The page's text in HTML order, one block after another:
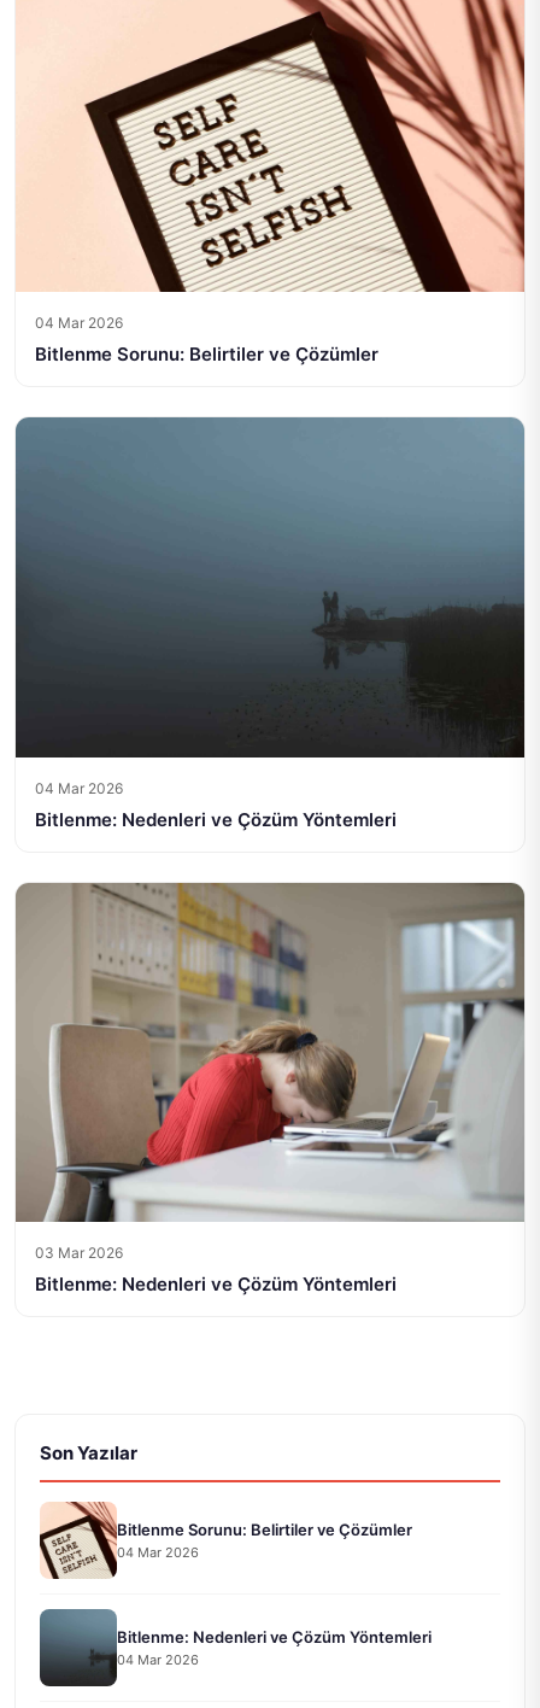
04 Mar 2026
Bitlenme Sorunu: Belirtiler ve Çözümler
04 Mar 2026
Bitlenme: Nedenleri ve Çözüm Yöntemleri
03 Mar 2026
Bitlenme: Nedenleri ve Çözüm Yöntemleri
Son Yazılar
Bitlenme Sorunu: Belirtiler ve Çözümler
04 Mar 2026
Bitlenme: Nedenleri ve Çözüm Yöntemleri
04 Mar 2026